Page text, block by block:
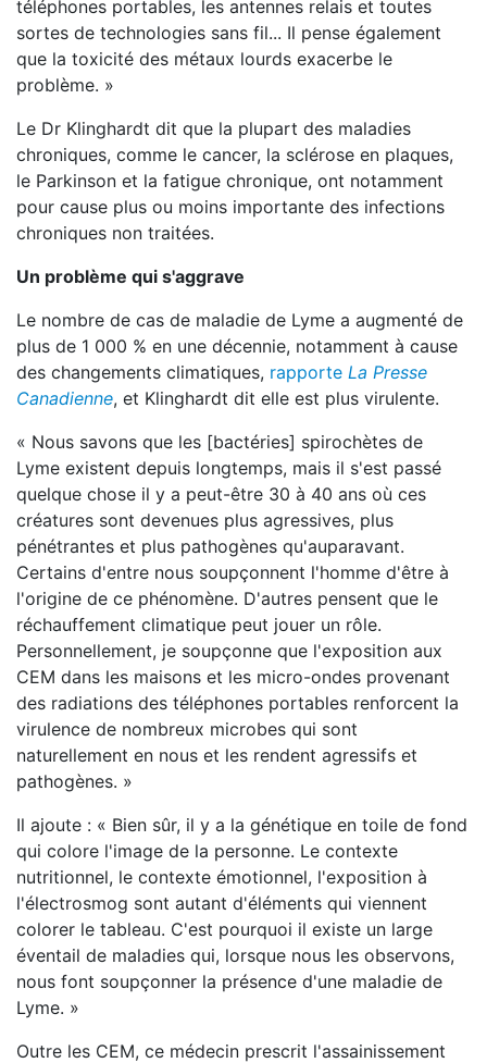
téléphones portables, les antennes relais et toutes
sortes de technologies sans fil... Il pense également
que la toxicité des métaux lourds exacerbe le
problème. »
Le Dr Klinghardt dit que la plupart des maladies
chroniques, comme le cancer, la sclérose en plaques,
le Parkinson et la fatigue chronique, ont notamment
pour cause plus ou moins importante des infections
chroniques non traitées.
Un problème qui s'aggrave
Le nombre de cas de maladie de Lyme a augmenté de
plus de 1 000 % en une décennie, notamment à cause
des changements climatiques, rapporte La Presse
Canadienne, et Klinghardt dit elle est plus virulente.
« Nous savons que les [bactéries] spirochètes de
Lyme existent depuis longtemps, mais il s'est passé
quelque chose il y a peut-être 30 à 40 ans où ces
créatures sont devenues plus agressives, plus
pénétrantes et plus pathogènes qu'auparavant.
Certains d'entre nous soupçonnent l'homme d'être à
l'origine de ce phénomène. D'autres pensent que le
réchauffement climatique peut jouer un rôle.
Personnellement, je soupçonne que l'exposition aux
CEM dans les maisons et les micro-ondes provenant
des radiations des téléphones portables renforcent la
virulence de nombreux microbes qui sont
naturellement en nous et les rendent agressifs et
pathogènes. »
Il ajoute : « Bien sûr, il y a la génétique en toile de fond
qui colore l'image de la personne. Le contexte
nutritionnel, le contexte émotionnel, l'exposition à
l'électrosmog sont autant d'éléments qui viennent
colorer le tableau. C'est pourquoi il existe un large
éventail de maladies qui, lorsque nous les observons,
nous font soupçonner la présence d'une maladie de
Lyme. »
Outre les CEM, ce médecin prescrit l'assainissement